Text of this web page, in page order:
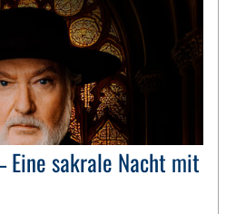
Eine sakrale Nacht mit